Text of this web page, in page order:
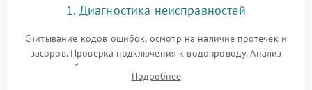
циркуляционным насосом
2100 ₽ Подробнее →
1. Диагностика неисправностей
Считывание кодов ошибок, осмотр на наличие протечек и
засоров. Проверка подключения к водопроводу. Анализ
жалоб на отсутствие слива, нагрева, вращения
разбрызгивателей или срабатывание системы защиты
Подробнее